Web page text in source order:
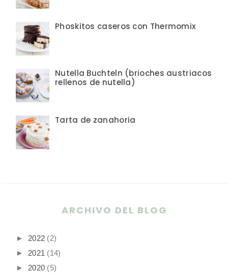
Phoskitos caseros con Thermomix
Nutella Buchteln (brioches austriacos
rellenos de nutella)
Tarta de zanahoria
ARCHIVO DEL BLOG
► 2022 (2)
► 2021 (14)
► 2020 (5)